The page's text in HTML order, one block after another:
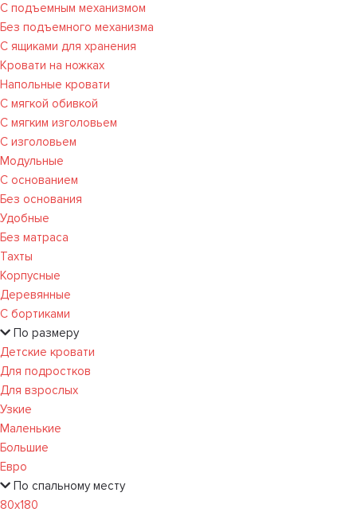
С подъемным механизмом
Без подъемного механизма
С ящиками для хранения
Кровати на ножках
Напольные кровати
С мягкой обивкой
С мягким изголовьем
С изголовьем
Модульные
С основанием
Без основания
Удобные
Без матраса
Тахты
Корпусные
Деревянные
С бортиками
По размеру
Детские кровати
Для подростков
Для взрослых
Узкие
Маленькие
Большие
Евро
По спальному месту
80х180